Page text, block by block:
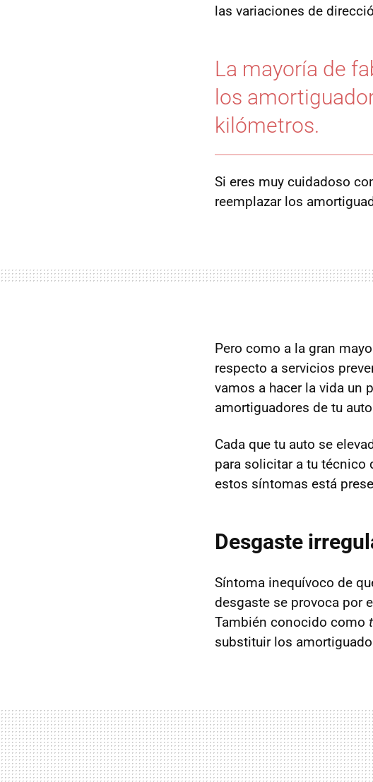
las variaciones de
La mayoría de
los
kilómetros.
Si eres muy cuidadoso
reemplazar los
Pero como a la gran
respecto a servicios
vamos a hacer la vida un
amortiguadores de tu
Cada que tu auto se
para solicitar a tu técnico
estos síntomas está
Desgaste
Síntoma inequívoco de
desgaste se provoca por
También conocido como
substituir los